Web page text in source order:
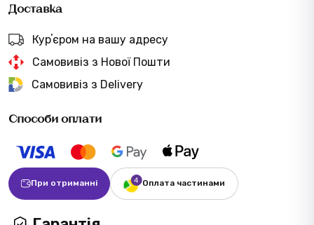
Доставка
Курʼєром на вашу адресу
Самовивіз з Нової Пошти
Самовивіз з Delivery
Способи оплати
При отриманні Оплата частинами